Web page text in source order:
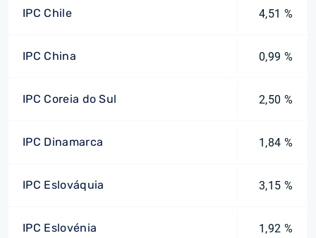
IPC Chile 4,51 %
IPC China 0,99 %
IPC Coreia do Sul 2,50 %
IPC Dinamarca 1,84 %
IPC Eslováquia 3,15 %
IPC Eslovénia 1,92 %